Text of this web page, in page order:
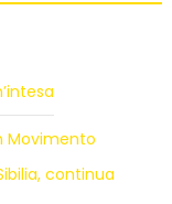
Movimento
continua